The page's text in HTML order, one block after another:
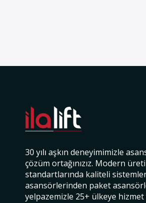
30 yılı aşkın deneyimimizle
çözüm ortağınızız. Modern
standartlarında kaliteli
asansörlerinden paket
yelpazemizle 25+ ülkeye